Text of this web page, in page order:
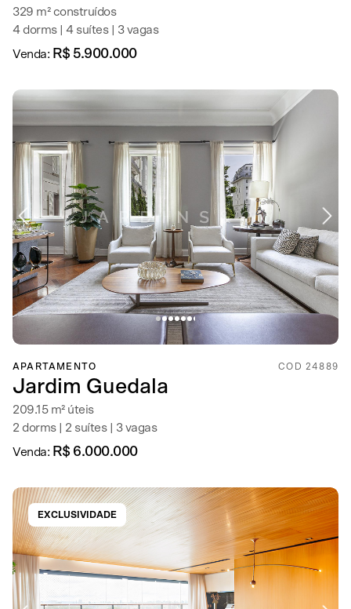
329 m² construídos
4 dorms | 4 suítes | 3 vagas
Venda: R$ 5.900.000
APARTAMENTO COD 24889
Jardim Guedala
209.15 m² úteis
2 dorms | 2 suítes | 3 vagas
Venda: R$ 6.000.000
EXCLUSIVIDADE